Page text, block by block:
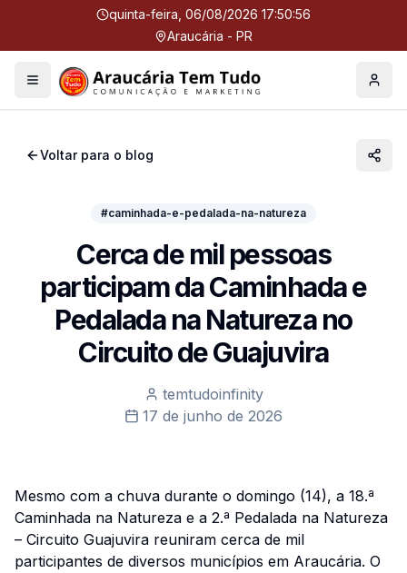
quinta-feira, 06/08/2026 17:50:56
Araucária - PR
Menu Perfil
Voltar para o blog
#caminhada-e-pedalada-na-natureza
Cerca de mil pessoas
participam da Caminhada e
Pedalada na Natureza no
Circuito de Guajuvira
temtudoinfinity
17 de junho de 2026
Mesmo com a chuva durante o domingo (14), a 18.ª
Caminhada na Natureza e a 2.ª Pedalada na Natureza
– Circuito Guajuvira reuniram cerca de mil
participantes de diversos municípios em Araucária. O